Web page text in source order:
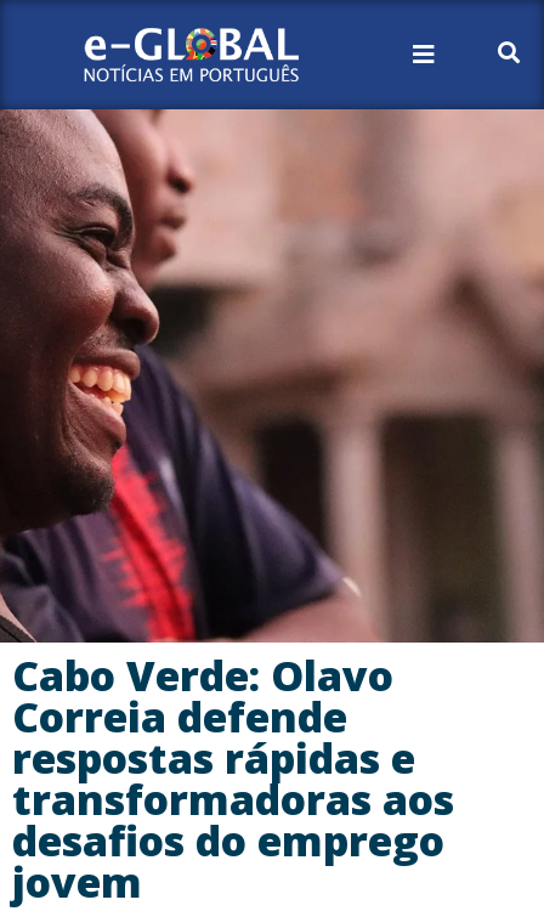
Cabo Verde: Olavo
Correia defende
respostas rápidas e
transformadoras aos
desafios do emprego
jovem